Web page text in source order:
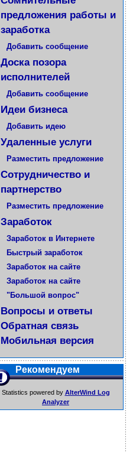
предложения работы и
заработка
Добавить сообщение
Доска позора
исполнителей
Добавить сообщение
Идеи бизнеса
Добавить идею
Удаленные услуги
Разместить предложение
Сотрудничество и
партнерство
Разместить предложение
Заработок
Заработок в Интернете
Быстрый заработок
Заработок на сайте
Заработок на сайте
"Большой вопрос"
Вопросы и ответы
Обратная связь
Мобильная версия
Рекомендуем
Statistics powered by AlterWind Log
Analyzer